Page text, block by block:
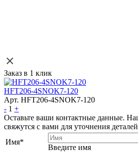
Заказ в 1 клик
HFT206-4SNOK7-120
Арт. HFT206-4SNOK7-120
- 1 +
Оставьте ваши контактные данные.
свяжутся с вами для уточнения деталей
Имя*
Введите имя